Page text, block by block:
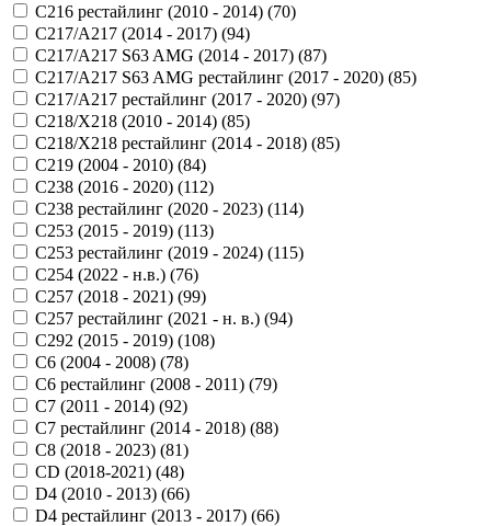
C216 рестайлинг (2010 - 2014) (70)
C217/A217 (2014 - 2017) (94)
C217/A217 S63 AMG (2014 - 2017) (87)
C217/A217 S63 AMG рестайлинг (2017 - 2020) (85)
C217/A217 рестайлинг (2017 - 2020) (97)
C218/X218 (2010 - 2014) (85)
C218/X218 рестайлинг (2014 - 2018) (85)
C219 (2004 - 2010) (84)
C238 (2016 - 2020) (112)
C238 рестайлинг (2020 - 2023) (114)
C253 (2015 - 2019) (113)
C253 рестайлинг (2019 - 2024) (115)
C254 (2022 - н.в.) (76)
C257 (2018 - 2021) (99)
C257 рестайлинг (2021 - н. в.) (94)
C292 (2015 - 2019) (108)
C6 (2004 - 2008) (78)
C6 рестайлинг (2008 - 2011) (79)
C7 (2011 - 2014) (92)
C7 рестайлинг (2014 - 2018) (88)
C8 (2018 - 2023) (81)
CD (2018-2021) (48)
D4 (2010 - 2013) (66)
D4 рестайлинг (2013 - 2017) (66)